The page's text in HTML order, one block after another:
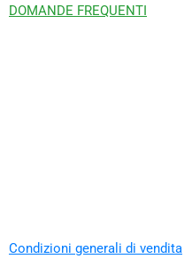
DOMANDE FREQUENTI
Condizioni generali di vendita